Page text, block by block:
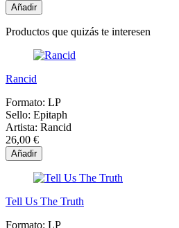
Añadir
Productos que quizás te interesen
Rancid
Formato: LP
Sello: Epitaph
Artista: Rancid
26,00 €
Añadir
Tell Us The Truth
Formato: LP